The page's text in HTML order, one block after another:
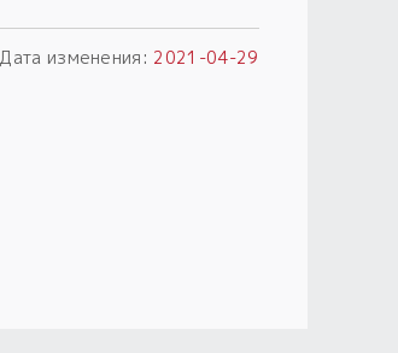
Дата изменения: 2021-04-29